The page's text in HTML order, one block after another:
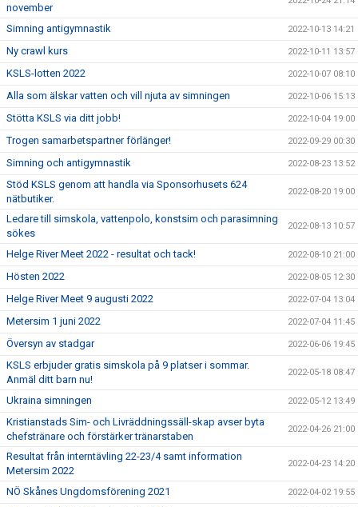
november
Simning antigymnastik 2022-10-13 14:21
Ny crawl kurs 2022-10-11 13:57
KSLS-lotten 2022 2022-10-07 08:10
Alla som älskar vatten och vill njuta av simningen 2022-10-06 15:13
Stötta KSLS via ditt jobb! 2022-10-04 19:00
Trogen samarbetspartner förlänger! 2022-09-29 00:30
Simning och antigymnastik 2022-08-23 13:52
Stöd KSLS genom att handla via Sponsorhusets 624
nätbutiker.
2022-08-20 19:00
Ledare till simskola, vattenpolo, konstsim och parasimning
sökes
2022-08-13 10:57
Helge River Meet 2022 - resultat och tack! 2022-08-10 21:00
Hösten 2022 2022-08-05 12:30
Helge River Meet 9 augusti 2022 2022-07-04 13:04
Metersim 1 juni 2022 2022-07-04 11:45
Översyn av stadgar 2022-06-06 19:45
KSLS erbjuder gratis simskola på 9 platser i sommar.
Anmäl ditt barn nu!
2022-05-18 08:47
Ukraina simningen 2022-05-12 13:49
Kristianstads Sim- och Livräddningssäll-skap avser byta
chefstränare och förstärker tränarstaben
2022-04-26 21:00
Resultat från interntävling 22-23/4 samt information
Metersim 2022
2022-04-23 14:20
NÖ Skånes Ungdomsförening 2021 2022-04-02 19:55